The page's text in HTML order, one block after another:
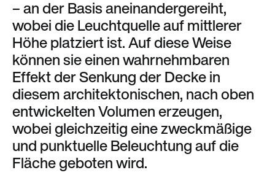
– an der Basis aneinandergereiht,
wobei die Leuchtquelle auf mittlerer
Höhe platziert ist. Auf diese Weise
können sie einen wahrnehmbaren
Effekt der Senkung der Decke in
diesem architektonischen, nach oben
entwickelten Volumen erzeugen,
wobei gleichzeitig eine zweckmäßige
und punktuelle Beleuchtung auf die
Fläche geboten wird.